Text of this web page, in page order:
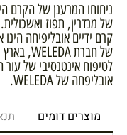
ניחוחו המרענן של הקרם
של מנדרין, תפוז
קרם ידיים אובליפיחה
של חברת WELEDA, בארץ ובעולם.
לטיפוח אינטנסיבי של
אובליפחה של WELEDA.
מוצרים דומים